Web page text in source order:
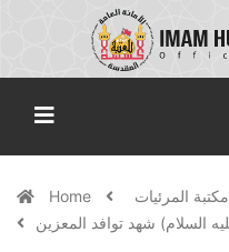
Home مكتبة المرئيات